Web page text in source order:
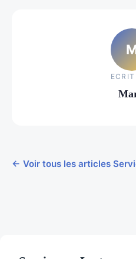
ECRIT
← Voir tous les articles